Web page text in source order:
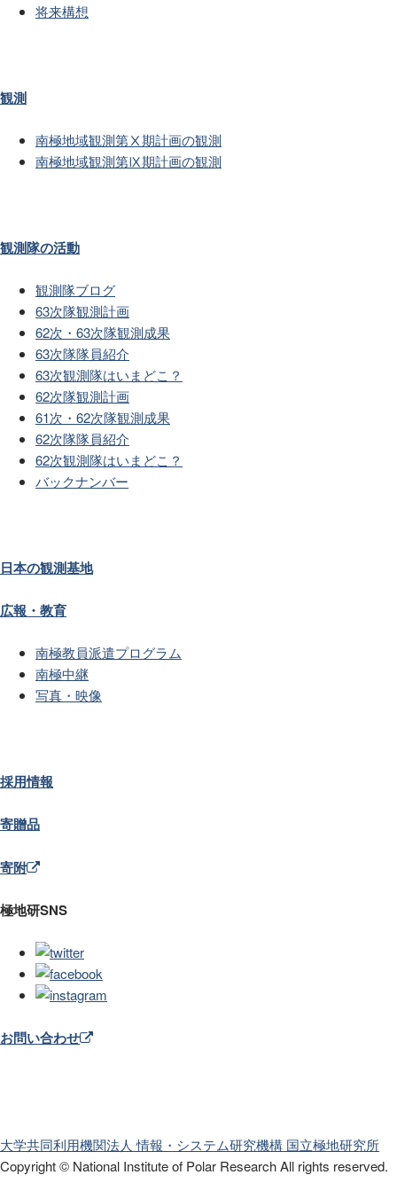
将来構想
観測
南極地域観測第Ⅹ期計画の観測
南極地域観測第Ⅸ期計画の観測
観測隊の活動
観測隊ブログ
63次隊観測計画
62次・63次隊観測成果
63次隊隊員紹介
63次観測隊はいまどこ？
62次隊観測計画
61次・62次隊観測成果
62次隊隊員紹介
62次観測隊はいまどこ？
バックナンバー
日本の観測基地
広報・教育
南極教員派遣プログラム
南極中継
写真・映像
採用情報
寄贈品
寄附
極地研SNS
お問い合わせ
大学共同利用機関法人 情報・システム研究機構 国立極地研究所
Copyright © National Institute of Polar ResearchAll rights reserved.